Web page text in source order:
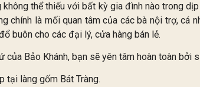
thể thiếu với bất kỳ gia đình nào trong dịp
chính là mối quan tâm của các bà nội trợ, cá
buôn cho các đại lý, cửa hàng bán lẻ.
Bảo Khánh, bạn sẽ yên tâm hoàn toàn bởi
tại làng gốm Bát Tràng.